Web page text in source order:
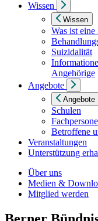
Wissen
Wissen
Was ist eine
Suizidalität
Angehörige
Angebote
Angebote
Schulen
Betroffene
Veranstaltungen
Unterstützung
Über uns
Medien &
Mitglied werden